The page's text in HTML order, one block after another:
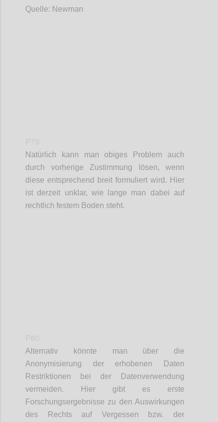
Quelle: Newman
Natürlich kann man obiges Problem auch
durch vorherige Zustimmung lösen, wenn
diese entsprechend breit formuliert wird. Hier
ist derzeit unklar, wie lange man dabei auf
rechtlich festem Boden steht.
Alternativ könnte man über die
Anonymisierung der erhobenen Daten
Restriktionen bei der Datenverwendung
vermeiden. Hier gibt es erste
Forschungsergebnisse zu den Auswirkungen
des Rechts auf Vergessen bzw. der